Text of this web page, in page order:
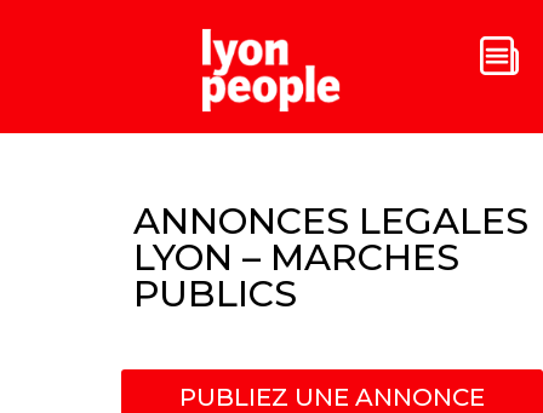
ANNONCES LEGALES
LYON – MARCHES
PUBLICS
PUBLIEZ UNE ANNONCE